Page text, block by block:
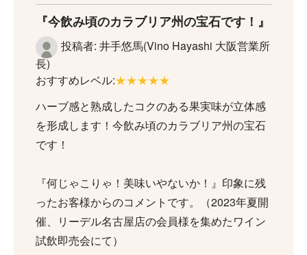
今飲み頃のカラブリア州の宝石です！
投稿者: 井手悠馬(Vino Hayashi 大阪営業所
長)
おすすめレベル:★★★★★
ハーブ感と熟成したコクのある果実味が立体感
を形成します！今飲み頃のカラブリア州の宝石
です！
『何じゃこりゃ！美味いやないか！』印象に残
ったお客様からのコメントです。（2023年夏開
催、リーデル名古屋店の会員様を集めたワイン
試飲即売会にて）